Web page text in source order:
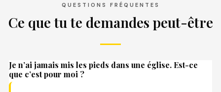
QUESTIONS FRÉQUENTES
Ce que tu te demandes peut-être
Je n’ai jamais mis les pieds dans une église. Est-ce
que c’est pour moi ?